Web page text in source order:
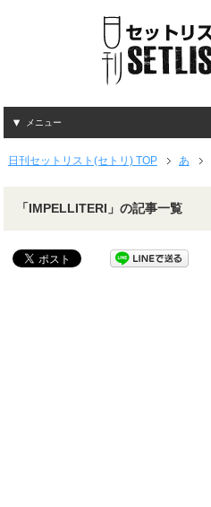
メニュー
日刊セットリスト(セトリ) TOP あ
「IMPELLITERI」の記事一覧